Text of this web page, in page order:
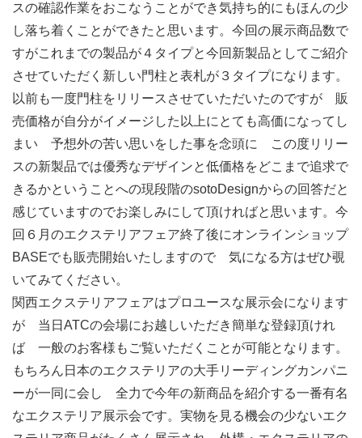
スの確認作業をおこなうことができ気持ち的にもほんの少
し落ち着くことができたと思います。今回の展示商品数で
すがこれまでの製品が４タイプと今回新製品としてご紹介
させていただく新しい門柱と表札が３タイプになります。
以前も一度門柱をリリースさせていただいたのですが 販
売価格が自分がイメージした以上にとても高価になってし
まい 予想外の苦い思いをした事を念頭に この度リリー
スの新製品では優秀なデザインと低価格をどこまで追求で
きるかということへの現段階のsotoDesignからの回答だと
感じていますのでお楽しみにして頂ければと思います。今
回６月のエクステリアフェア終了後にオンラインショップ
BASEでも販売開始いたしますので 気になる方はぜひ覗
いてみてください。
関西エクステリアフェアはプロユースな展示会になります
が 当日ATCの会場にお越しいただき簡単な登録頂けれ
ば 一般のお客様もご覧いただくことが可能となります。
もちろん日本のエクステリアの大手リーディングカンパニ
ーが一同に会し 全力で今年の新商品を紹介する一番有名
なエクステリア展示会です。実物を見る機会の少ないエク